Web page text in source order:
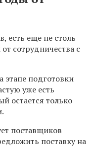
есть еще не столь
сотрудничества с
подготовки
уже есть
остается только
поставщиков
поставку на